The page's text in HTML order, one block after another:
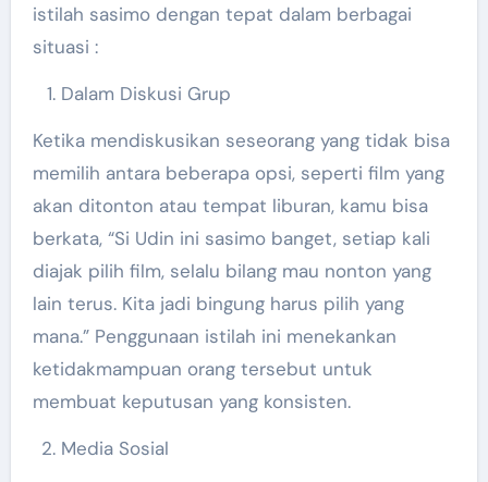
istilah sasimo dengan tepat dalam berbagai
situasi :
Dalam Diskusi Grup
Ketika mendiskusikan seseorang yang tidak bisa
memilih antara beberapa opsi, seperti film yang
akan ditonton atau tempat liburan, kamu bisa
berkata, “Si Udin ini sasimo banget, setiap kali
diajak pilih film, selalu bilang mau nonton yang
lain terus. Kita jadi bingung harus pilih yang
mana.” Penggunaan istilah ini menekankan
ketidakmampuan orang tersebut untuk
membuat keputusan yang konsisten.
Media Sosial